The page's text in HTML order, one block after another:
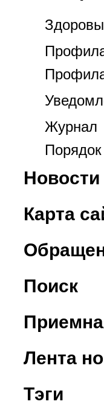
Журнал
Новости
Карта
Поиск
Лента
Тэги